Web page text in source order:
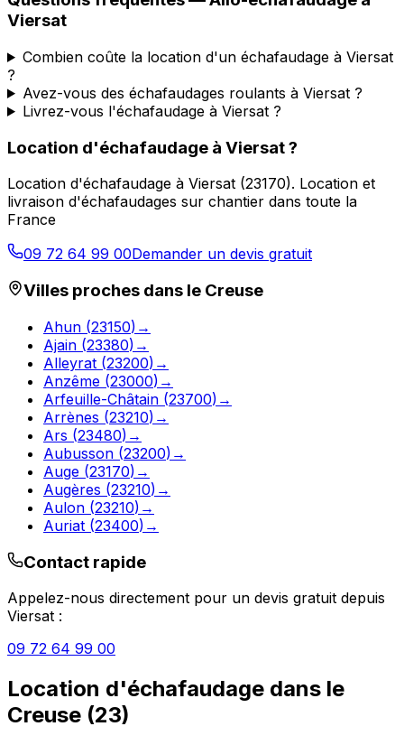
Viersat
Combien coûte la location d'un échafaudage à Viersat
?
Avez-vous des échafaudages roulants à Viersat ?
Livrez-vous l'échafaudage à Viersat ?
Location d'échafaudage à Viersat?
Location d'échafaudage à Viersat (23170). Location et
livraison d'échafaudages sur chantier dans toute la
France
09 72 64 99 00Demander un devis gratuit
Villes proches dans le Creuse
Ahun (23150) →
Ajain (23380) →
Alleyrat (23200) →
Anzême (23000) →
Arfeuille-Châtain (23700) →
Arrènes (23210) →
Ars (23480) →
Aubusson (23200) →
Auge (23170) →
Augères (23210) →
Aulon (23210) →
Auriat (23400) →
Contact rapide
Appelez-nous directement pour un devis gratuit depuis
Viersat :
09 72 64 99 00
Location d'échafaudage dans le
Creuse (23)